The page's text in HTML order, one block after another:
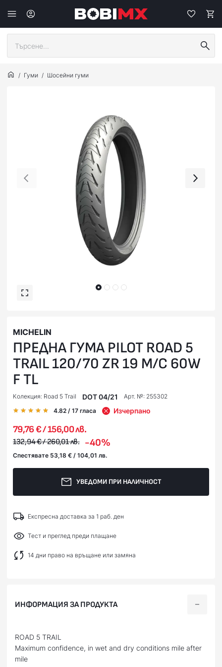
Гуми Шосейни гуми
MICHELIN
ПРЕДНА ГУМА PILOT ROAD 5
TRAIL 120/70 ZR 19 M/C 60W
F TL
Колекция: Road 5 Trail DOT 04/21
Арт. №: 255302
4.82 / 17 гласа Изчерпано
79,76 € / 156,00 лв.
132,94 € / 260,01 лв. -40%
Спестявате 53,18 € / 104,01 лв.
УВЕДОМИ ПРИ НАЛИЧНОСТ
Експресна доставка за 1 раб. ден
Тест и преглед преди плащане
14 дни право на връщане или замяна
ИНФОРМАЦИЯ ЗА ПРОДУКТА
ROAD 5 TRAIL
Maximum confidence, in wet and dry conditions mile after
mile